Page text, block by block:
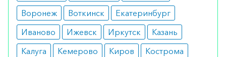
Воронеж
Воткинск
Екатеринбург
Иваново
Ижевск Иркутск
Казань
Калуга
Кемерово Киров
Кострома